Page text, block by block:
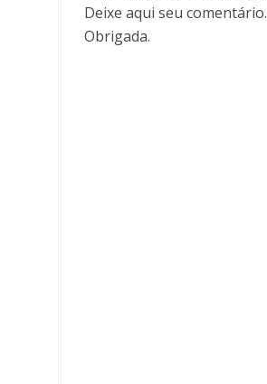
Deixe aqui seu comentário.
Obrigada.